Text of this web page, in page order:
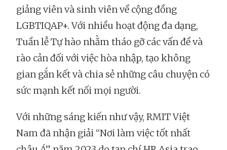
giảng viên và sinh viên về cộng đồng
LGBTIQAP+. Với nhiều hoạt động đa dạng,
Tuần lễ Tự hào nhằm tháo gỡ các vấn đề và
rào cản đối với việc hòa nhập, tạo không
gian gắn kết và chia sẻ những câu chuyện có
sức mạnh kết nối mọi người.
Với những sáng kiến như vậy, RMIT Việt
Nam đã nhận giải “Nơi làm việc tốt nhất